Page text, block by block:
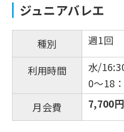
ジュニアバレエ
種別 週1回
利用時間
水/
0〜18
月会費
7,700
is